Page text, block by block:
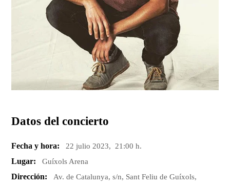
Datos del concierto
Fecha y hora: 22 julio 2023, 21:00 h.
Lugar: Guíxols Arena
Dirección:
Av. de Catalunya, s/n, Sant Feliu de Guíxols,